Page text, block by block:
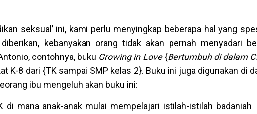
seksual’ ini, kami perlu menyingkap beberapa hal yang
kebanyakan orang tidak akan pernah menyadari
contohnya, buku Growing in Love{Bertumbuh di dalam
K-8 dari {TK sampai SMP kelas 2}. Buku ini juga digunakan di
ibu mengeluh akan buku ini:
di mana anak-anak mulai mempelajari istilah-istilah badaniah